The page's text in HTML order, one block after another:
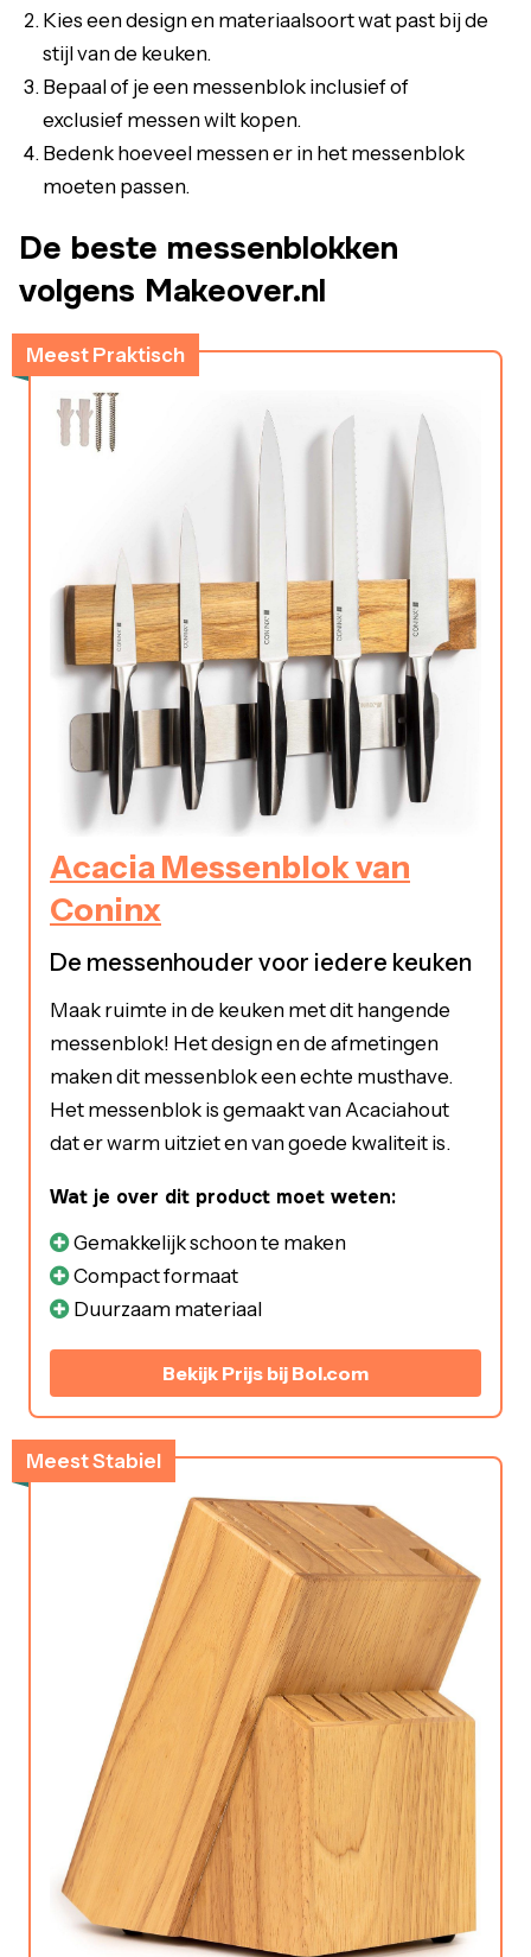
Kies een design en materiaalsoort wat past bij de
stijl van de keuken.
Bepaal of je een messenblok inclusief of
exclusief messen wilt kopen.
Bedenk hoeveel messen er in het messenblok
moeten passen.
De beste messenblokken
volgens Makeover.nl
Meest Praktisch
Acacia Messenblok van
Coninx
De messenhouder voor iedere keuken
Maak ruimte in de keuken met dit hangende
messenblok! Het design en de afmetingen
maken dit messenblok een echte musthave.
Het messenblok is gemaakt van Acaciahout
dat er warm uitziet en van goede kwaliteit is.
Wat je over dit product moet weten:
Gemakkelijk schoon te maken
Compact formaat
Duurzaam materiaal
Bekijk Prijs bij Bol.com
Meest Stabiel